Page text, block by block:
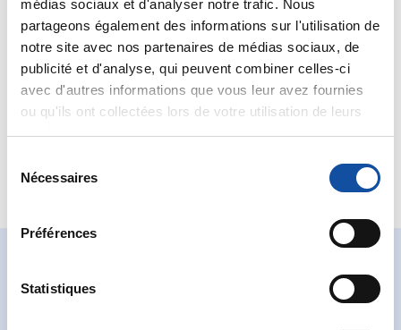
médias sociaux et d'analyser notre trafic. Nous
partageons également des informations sur l'utilisation de
notre site avec nos partenaires de médias sociaux, de
publicité et d'analyse, qui peuvent combiner celles-ci
avec d'autres informations que vous leur avez fournies
ou qu'ils ont collectées lors de votre utilisation de leurs
services.
Nécessaires
Préférences
Statistiques